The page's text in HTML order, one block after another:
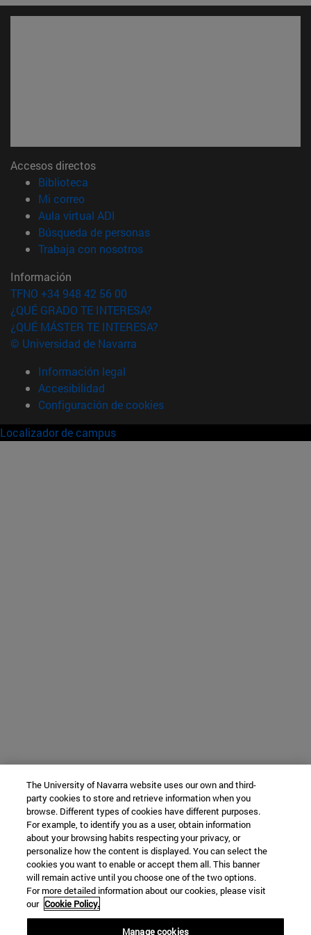
Accesos directos
Biblioteca
Mi correo(abre en nueva ventana)
Aula virtual ADI
Búsqueda de personas(abre en nueva ventana)
Trabaja con nosotros(abre en nueva ventana)
Información
TFNO +34 948 42 56 00
¿QUÉ GRADO TE INTERESA?
¿QUÉ MÁSTER TE INTERESA?
© Universidad de Navarra
Información legal
Accesibilidad
Configuración de cookies
Localizador de campus
The University of Navarra website uses our own and third-
party cookies to store and retrieve information when you
browse. Different types of cookies have different purposes.
For example, to identify you as a user, obtain information
about your browsing habits respecting your privacy, or
personalize how the content is displayed. You can select the
cookies you want to enable or accept them all. This banner
will remain active until you choose one of the two options.
For more detailed information about our cookies, please visit
our Cookie Policy.
Manage cookies